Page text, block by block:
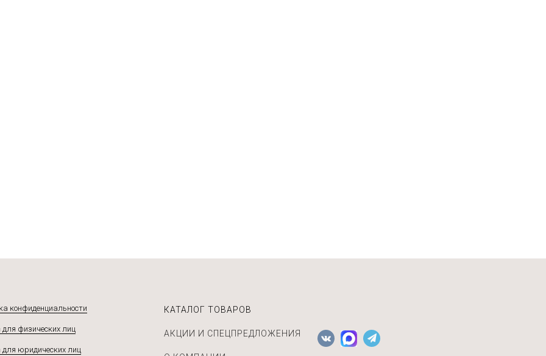
конфиденциальности
физических лиц
юридических лиц
КАТАЛОГ ТОВАРОВ
АКЦИИ И СПЕЦПРЕДЛОЖЕНИЯ